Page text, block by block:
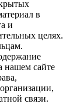
в
и
целях.
нашем сайте
связи.